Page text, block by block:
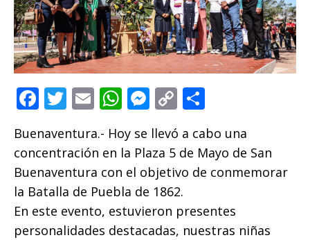
F
c
e
b
o
o
T
it
te
r
E
ai
l
W
at
s
A
p
p
M
e
ss
e
n
g
e
C
p
y
Li
n
k
o
m
p
ar
ti
r
Buenaventura.- Hoy se llevó a cabo una
concentración en la Plaza 5 de Mayo de San
Buenaventura con el objetivo de conmemorar
la Batalla de Puebla de 1862.
En este evento, estuvieron presentes
personalidades destacadas, nuestras niñas